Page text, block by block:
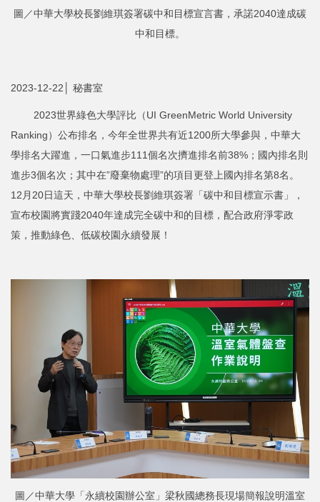
圖／中華大學校長劉維琪簽署碳中和目標宣言書，承諾2040達成碳
中和目標。
2023-12-22│ 秘書室
2023世界綠色大學評比（UI GreenMetric World University
Ranking）公布排名，今年全世界共有近1200所大學參與，中華大
學排名大躍進，一口氣進步111個名次擠進排名前38%；國內排名則
進步3個名次；其中在”廢棄物處理”的項目更登上國內排名第8名。
12月20日這天，中華大學校長劉維琪簽署「碳中和目標宣示書」，
宣布校園將實踐2040年達成完全碳中和的目標，配合政府淨零政
策，推動綠色、低碳校園永續發展！
圖／中華大學「永續校園辦公室」梁秋國總務長現場簡報說明溫室